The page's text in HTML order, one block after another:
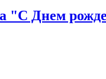
"С Днем